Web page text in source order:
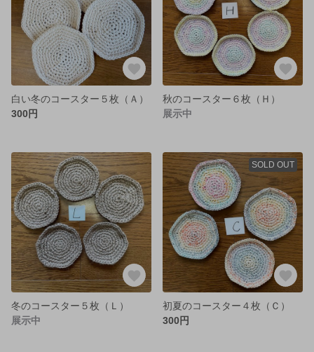
白い冬のコースター５枚（Ａ）
300円
秋のコースター６枚（Ｈ）
展示中
冬のコースター５枚（Ｌ）
展示中
SOLD OUT
初夏のコースター４枚（Ｃ）
300円